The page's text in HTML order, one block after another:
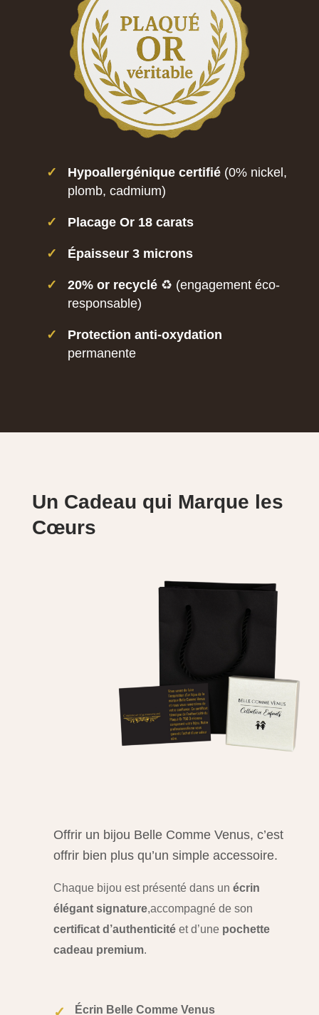
✓ Hypoallergénique certifié(0% nickel,
plomb, cadmium)
✓ Placage Or 18 carats
✓ Épaisseur 3 microns
✓ 20% or recyclé♻️ (engagement éco-
responsable)
✓
Protection anti-oxydation
permanente
Un Cadeau qui Marque les
Cœurs
Offrir un bijou Belle Comme Venus, c’est
offrir bien plus qu’un simple accessoire.
Chaque bijou est présenté dans un écrin
élégant signature,accompagné de son
certificat d’authenticitéet d’une pochette
cadeau premium.
Écrin Belle Comme Venus